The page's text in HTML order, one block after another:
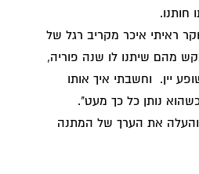
ראיתי איכר מקריב רגל של
מהם שיתנו לו שנה פוריה,
יין. וחשבתי איך אותו
נותן כל כך מעט".
והעלה את הערך של המתנה